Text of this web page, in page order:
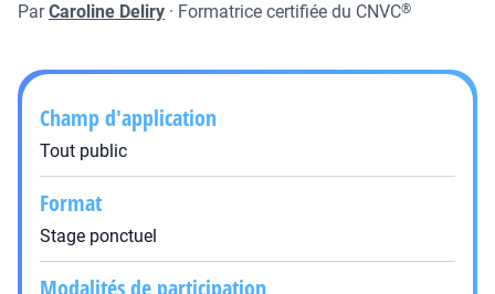
ParCaroline Deliry · Formatrice certifiée du CNVC®
Champ d'application
Tout public
Format
Stage ponctuel
Modalités de participation